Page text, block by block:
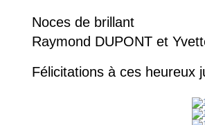
Noces de brillant
Raymond DUPONT et
Félicitations à ces heureux